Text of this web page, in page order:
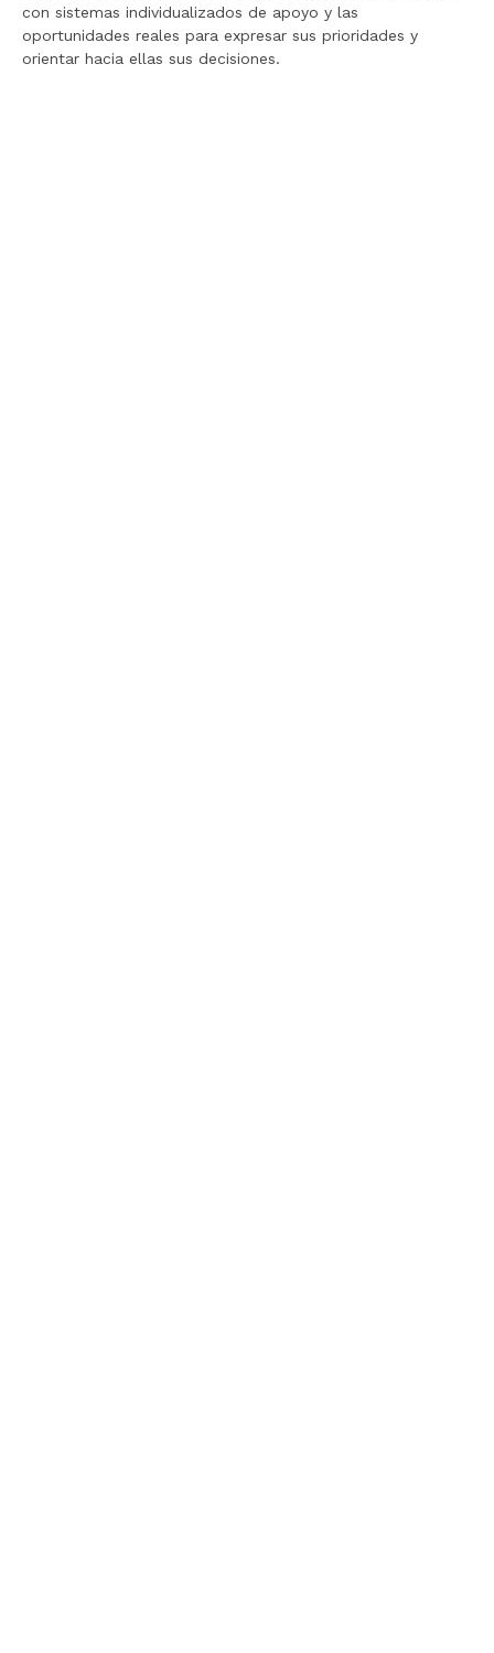
con sistemas individualizados de apoyo y las
oportunidades reales para expresar sus prioridades y
orientar hacia ellas sus decisiones.